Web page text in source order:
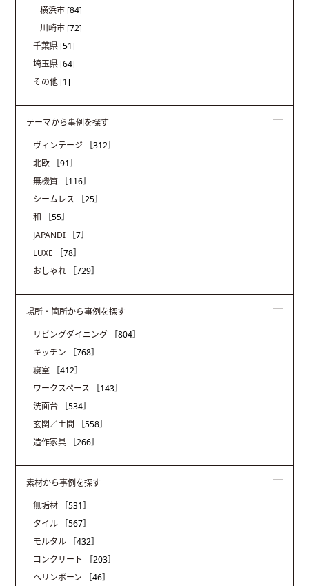
横浜市 [84]
川崎市 [72]
千葉県 [51]
埼玉県 [64]
その他 [1]
テーマから事例を探す
ヴィンテージ
［312］
北欧
［91］
無機質
［116］
シームレス
［25］
和
［55］
JAPANDI
［7］
LUXE
［78］
おしゃれ
［729］
場所・箇所から事例を探す
リビングダイニング
［804］
キッチン
［768］
寝室
［412］
ワークスペース
［143］
洗面台
［534］
玄関／土間
［558］
造作家具
［266］
素材から事例を探す
無垢材
［531］
タイル
［567］
モルタル
［432］
コンクリート
［203］
ヘリンボーン
［46］